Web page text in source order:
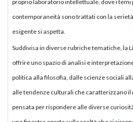
proprio laboratorio intellettuale, dove i temi
contemporaneità sono trattati con la
esigente si aspetta.
Suddivisa in diverse rubriche tematiche, la
offrire uno spazio di analisi e
politica alla filosofia, dalle scienze sociali
alle tendenze culturali che caratterizzano il
pensata per rispondere alle diverse